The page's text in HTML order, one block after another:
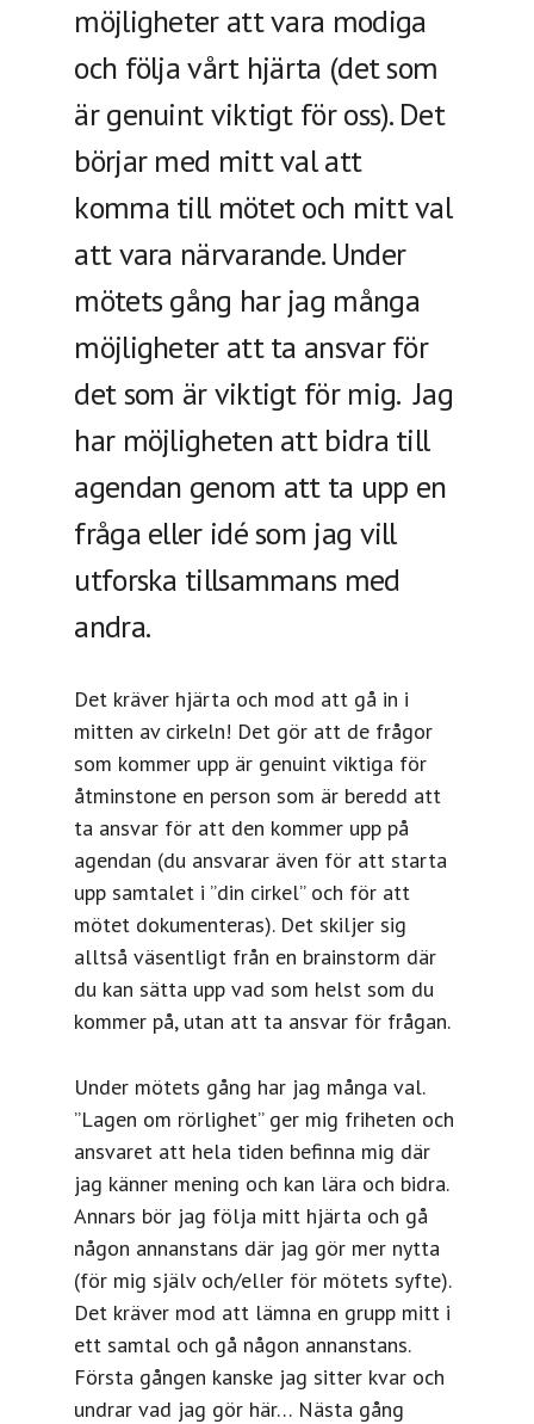
möjligheter att vara modiga
och följa vårt hjärta (det som
är genuint viktigt för oss). Det
börjar med mitt val att
komma till mötet och mitt val
att vara närvarande. Under
mötets gång har jag många
möjligheter att ta ansvar för
det som är viktigt för mig. Jag
har möjligheten att bidra till
agendan genom att ta upp en
fråga eller idé som jag vill
utforska tillsammans med
andra.
Det kräver hjärta och mod att gå in i
mitten av cirkeln! Det gör att de frågor
som kommer upp är genuint viktiga för
åtminstone en person som är beredd att
ta ansvar för att den kommer upp på
agendan (du ansvarar även för att starta
upp samtalet i ”din cirkel” och för att
mötet dokumenteras). Det skiljer sig
alltså väsentligt från en brainstorm där
du kan sätta upp vad som helst som du
kommer på, utan att ta ansvar för frågan.
Under mötets gång har jag många val.
”Lagen om rörlighet” ger mig friheten och
ansvaret att hela tiden befinna mig där
jag känner mening och kan lära och bidra.
Annars bör jag följa mitt hjärta och gå
någon annanstans där jag gör mer nytta
(för mig själv och/eller för mötets syfte).
Det kräver mod att lämna en grupp mitt i
ett samtal och gå någon annanstans.
Första gången kanske jag sitter kvar och
undrar vad jag gör här… Nästa gång